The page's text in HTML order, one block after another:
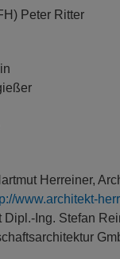
Peter Ritter
Herreiner,
www.architekt-
Dipl.-Ing. Stefan